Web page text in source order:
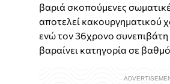
βαριά σκοπούμενες
αποτελεί κακουργηματικού
ενώ τον 36χρονο
βαραίνει κατηγορία σε